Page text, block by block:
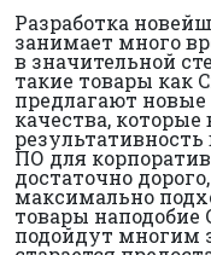
Разработка
занимает много
в значительной
такие товары как
предлагают
качества,
ПО для
достаточно
максимально
товары наподобие
подойдут многим